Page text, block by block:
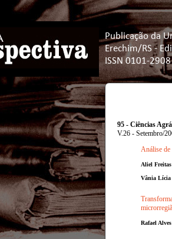
Publicação da
Erechim/RS -
ISSN 0101-2908
95 - Ciências
V.26 - Setembro/
Análise de
Aliel
Vânia Lícia
Rafael